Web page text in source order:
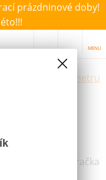
prázdninové doby!
MENU
zvoleného parametru
hrací